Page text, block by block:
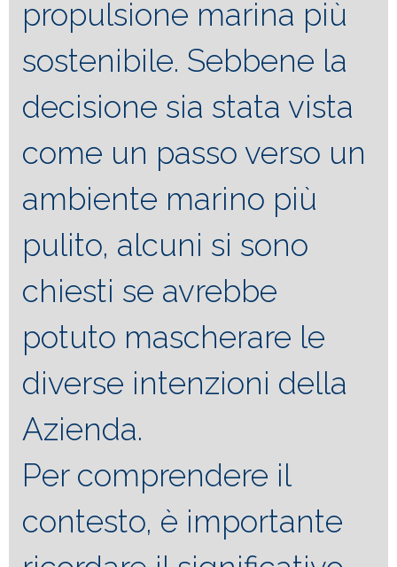
propulsione marina più
sostenibile. Sebbene la
decisione sia stata vista
come un passo verso un
ambiente marino più
pulito, alcuni si sono
chiesti se avrebbe
potuto mascherare le
diverse intenzioni della
Azienda.
Per comprendere il
contesto, è importante